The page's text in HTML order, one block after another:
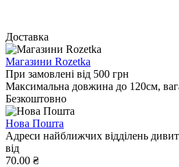
Доставка
Магазини Rozetka
При замовлені від 500 грн
Максимальна довжина до 120см,
Безкоштовно
Нова Пошта
Адреси найближчих відділень
від
70.00 ₴